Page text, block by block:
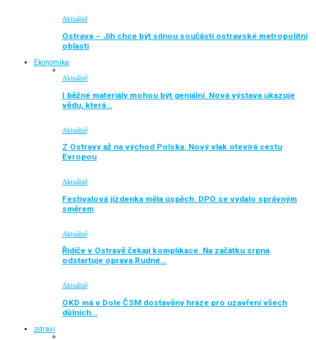
Aktuálně
Ostrava – Jih chce být silnou součástí ostravské metropolitní
oblasti
Ekonomika
Aktuálně
I běžné materiály mohou být geniální. Nová výstava ukazuje
vědu, která…
Aktuálně
Z Ostravy až na východ Polska. Nový vlak otevírá cestu
Evropou
Aktuálně
Festivalová jízdenka měla úspěch. DPO se vydalo správným
směrem
Aktuálně
Řidiče v Ostravě čekají komplikace. Na začátku srpna
odstartuje oprava Rudné…
Aktuálně
OKD má v Dole ČSM dostavěny hráze pro uzavření všech
důlních…
zdraví